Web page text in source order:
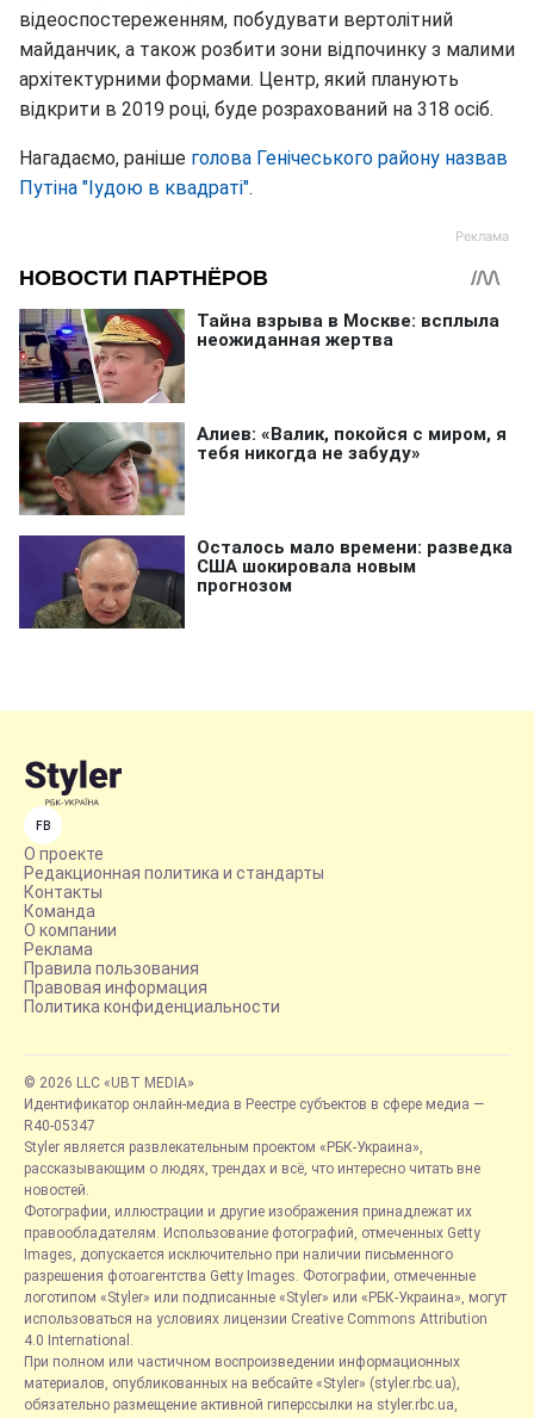
відеоспостереженням, побудувати вертолітний
майданчик, а також розбити зони відпочинку з малими
архітектурними формами. Центр, який планують
відкрити в 2019 році, буде розрахований на 318 осіб.
Нагадаємо, раніше голова Генічеського району назвав
Путіна "Іудою в квадраті".
FB
О проекте
Редакционная политика и стандарты
Контакты
Команда
О компании
Реклама
Правила пользования
Правовая информация
Политика конфиденциальности
© 2026 LLC «UBT MEDIA»
Идентификатор онлайн-медиа в Реестре субъектов в сфере медиа —
R40-05347
Styler является развлекательным проектом «РБК-Украина»,
рассказывающим о людях, трендах и всё, что интересно читать вне
новостей.
Фотографии, иллюстрации и другие изображения принадлежат их
правообладателям. Использование фотографий, отмеченных Getty
Images, допускается исключительно при наличии письменного
разрешения фотоагентства Getty Images. Фотографии, отмеченные
логотипом «Styler» или подписанные «Styler» или «РБК-Украина», могут
использоваться на условиях лицензии Creative Commons Attribution
4.0 International.
При полном или частичном воспроизведении информационных
материалов, опубликованных на вебсайте «Styler» (styler.rbc.ua),
обязательно размещение активной гиперссылки на styler.rbc.ua,